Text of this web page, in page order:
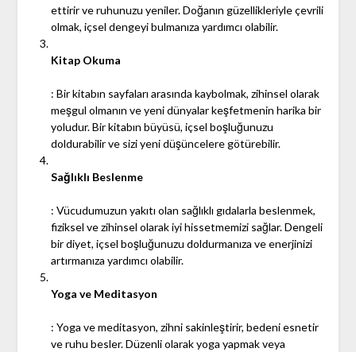
ettirir ve ruhunuzu yeniler. Doğanın güzellikleriyle çevrili
olmak, içsel dengeyi bulmanıza yardımcı olabilir.
Kitap Okuma
: Bir kitabın sayfaları arasında kaybolmak, zihinsel olarak
meşgul olmanın ve yeni dünyalar keşfetmenin harika bir
yoludur. Bir kitabın büyüsü, içsel boşluğunuzu
doldurabilir ve sizi yeni düşüncelere götürebilir.
Sağlıklı Beslenme
: Vücudumuzun yakıtı olan sağlıklı gıdalarla beslenmek,
fiziksel ve zihinsel olarak iyi hissetmemizi sağlar. Dengeli
bir diyet, içsel boşluğunuzu doldurmanıza ve enerjinizi
artırmanıza yardımcı olabilir.
Yoga ve Meditasyon
: Yoga ve meditasyon, zihni sakinleştirir, bedeni esnetir
ve ruhu besler. Düzenli olarak yoga yapmak veya